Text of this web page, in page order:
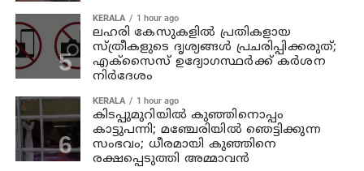
KERALA 1 hour ago
ലഹരി കേസുകളിൽ പ്രതികളായ
സ്ത്രീകളുടെ ദൃശ്യങ്ങൾ പ്രചരിപ്പിക്കരുത്;
എക്സൈസ് ഉദ്യോഗസ്ഥർക്ക് കർശന
നിർദേശം
KERALA 1 hour ago
കിടപ്പുമുറിയിൽ കുഞ്ഞിനൊപ്പം
കാട്ടുപന്നി; മഞ്ചേരിയിൽ ഞെട്ടിക്കുന്ന
സംഭവം; ധീരമായി കുഞ്ഞിനെ
രക്ഷപ്പെടുത്തി അമ്മാവൻ